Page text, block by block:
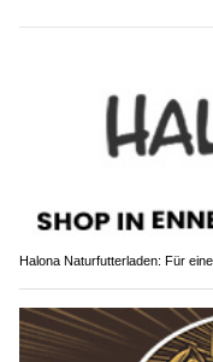
Halona Naturfutterladen: Für